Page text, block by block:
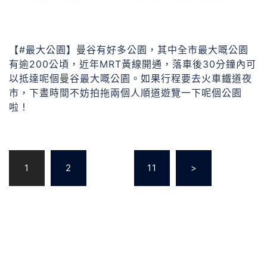
【#最大公園】曼谷有好多公園，其中全市最大嘅公園
有逾200公頃，近年MRT黃線開通，落車後30分鐘內可
以抵達呢個曼谷最大嘅公園。如果行程要去火車鐵道夜
市，下晝時間不妨拍拖兩個人順道遊覽一下呢個公園
啦！
1 2 11 >